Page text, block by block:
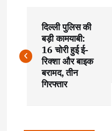
o
s
दिल्ली पुलिस की
बड़ी कामयाबी:
16 चोरी हुई ई-
रिक्शा और बाइक
बरामद, तीन
गिरफ्तार